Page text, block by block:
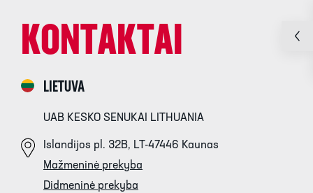
KONTAKTAI
LIETUVA
UAB KESKO SENUKAI LITHUANIA
Islandijos pl. 32B, LT-47446 Kaunas
Mažmeninė prekyba
Didmeninė prekyba